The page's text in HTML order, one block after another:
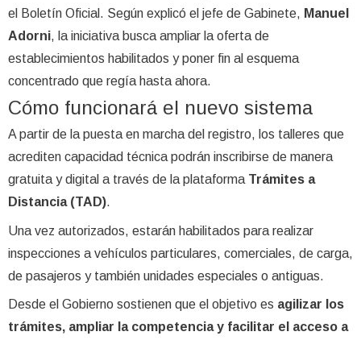
el Boletín Oficial. Según explicó el jefe de Gabinete, Manuel
Adorni, la iniciativa busca ampliar la oferta de
establecimientos habilitados y poner fin al esquema
concentrado que regía hasta ahora.
Cómo funcionará el nuevo sistema
A partir de la puesta en marcha del registro, los talleres que
acrediten capacidad técnica podrán inscribirse de manera
gratuita y digital a través de la plataforma Trámites a
Distancia (TAD).
Una vez autorizados, estarán habilitados para realizar
inspecciones a vehículos particulares, comerciales, de carga,
de pasajeros y también unidades especiales o antiguas.
Desde el Gobierno sostienen que el objetivo es agilizar los
trámites, ampliar la competencia y facilitar el acceso a